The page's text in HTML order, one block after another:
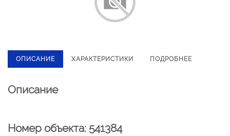
ОПИСАНИЕ ХАРАКТЕРИСТИКИ ПОДРОБНЕЕ
Описание
Номер объекта: 541384